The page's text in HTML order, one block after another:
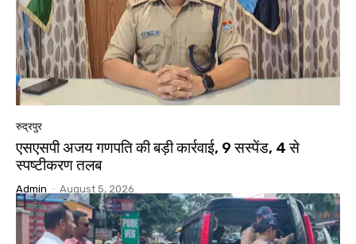
रुद्रपुर
एसएसपी अजय गणपति की बड़ी कार्रवाई, 9 सस्पेंड, 4 से
स्पष्टीकरण तलब
Admin - August 5, 2026